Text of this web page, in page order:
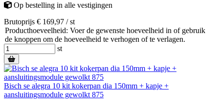
Op bestelling in alle vestigingen
Brutoprijs € 169,97 / st
Producthoeveelheid: Voer de gewenste hoeveelheid in of gebruik
de knoppen om de hoeveelheid te verhogen of te verlagen.
st
Bisch se alegra 10 kit kokerpan dia 150mm + kapje +
aansluitingsmodule gewolkt 875